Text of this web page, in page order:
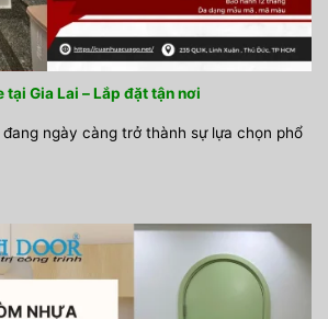
Gia Lai – Lắp đặt tận nơi
ngày càng trở thành sự lựa chọn phổ